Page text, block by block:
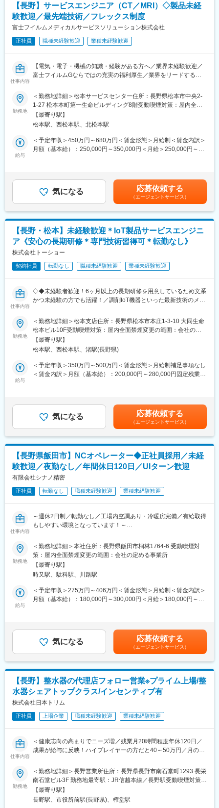
・社内プレゼン大会、運動会などの社内イベントや自己啓発を目
的とした読書習慣化への取り組みを通じて、自発的、多面的に成
長できる機会が数多くあります。
・各個人にipad・携帯電話・ パソコンが貸与され、クラウド型ビ
ジネスアプリケーション(Salesforce)を活用し、個人では無くチー
変更の範囲：会社の定める業務
当社は電解水素水整水器のパイオニアメーカーとして40年以上に
わたり事業を展開しています。予防医療という社会的意義の高い
分野で、人々の健康を支えています。
成果がダイレクトに反映されるインセンティブ制度を導入してお
り、頑張りが正当に評価される環境です。また、年次を問わず挑
戦を後押しする風土や、活気があり和気あいあいとした社風も大
きな魅力です。
■出向先情報：
などを展開する「株式会社トリムライフサポート」に在籍出向い
ただきます。
・出向先事業主の正式名称：株式会社トリムライフサポート
・勤務地：長野県長野市南石堂町1293 長栄南石堂ビル3F
変更の範囲：会社の定める業務
【長野】サービスエンジニア（CT／MRI）◇製品未経
験歓迎／最先端技術／フレックス制度
富士フイルムメディカルサービスソリューション株式会社
正社員 職種未経験歓迎 業種未経験歓迎
仕事内容
【電気・電子・機械の知識・経験がある方へ／業界未経験歓迎／
富士フイルムGならではの充実の福利厚生／業界をリードするメ
■業務内容：
サービスエンジニアとして、医療機器の据付・保守・修理等を行
います。
作業だけではなく、お客様である医療機関の方々と的確なコミュ
ニケーション、迅速・誠実な対応を行うことで、信頼関係を構築
していきます。技術者としての知識・能力のみならず、コミュニ
◇据付（搬入・組立・調整・取扱い説明）
◇保守（保守契約・点検契約）
◇整備（保守に含まない部品等の交換）
■取扱う医療機器
MRI装置、CT装置、X線撮影装置、超音波診断装置、骨密度測定
装置等
■主なお客様
病院、クリニック等の医療機関
■組織構成：
3名（男性2名・女性1名）平均年齢42歳
お客様が満足する製品・サービス・ソリューションを提供するこ
とで、医療業界の課題を解決し人々の健康や豊かな生活に貢献す
ることができます。
千葉県柏市にある研修施設でサービスエンジニアとしての研修実
施の場合があります。また、ビジネス基礎力向上のため富士フイ
変更の範囲：会社の定める業務
勤務地
＜勤務地詳細＞松本サービスセンター住所：長野県松本市中央2-
1-27 松本本町第一生命ビルディング8階受動喫煙対策：屋内全面
禁煙変更の範囲：会社の定める事業所（リモートワーク含む）
【最寄り駅】
松本駅、西松本駅、北松本駅
給与
＜予定年収＞450万円～680万円＜賃金形態＞月給制＜賃金内訳＞
月額（基本給）：250,000円～350,000円＜月給＞250,000円～
り、選考を通じて上下する可能性があります。月給(月額)は固定手
当を含めた表記です。
気になる 応募依頼する
（エージェントサービス）
【長野・松本】未経験歓迎＊IoT製品サービスエンジニ
ア《安心の長期研修＊専門技術習得可＊転勤なし》
株式会社トーショー
契約社員 転勤なし 職種未経験歓迎 業種未経験歓迎
仕事内容
◇◆未経験者歓迎！6ヶ月以上の長期研修を用意しているため文系
かつ未経験の方でも活躍！／調剤IoT機器といった最新技術のメン
い方も歓迎！社会貢献性の高い仕事◆◇
【はじめに】
当ポジションはフィールドエンジニアと言われる、自社製品を購
入されたお客様先へ出向き、機械やシステムのメンテナンスを行
う技術職となります。
メンテナンススキルの市場価値は上昇の一途を辿っており、同社
【業務内容】
同社のフィールドエンジニアとして主力製品である「全自動調剤
分包機」や「リアルタイム薬品管理装置」といった調剤IoT機器の
【業務詳細】
（1）メンテナンス契約を締結していただいているお客様に定期的
に伺って機械の状態を確認調整する業務
（2）メンテナンス契約の有無に関わらず全ての機械トラブルに対
する緊急対応
（3）新しい機械を導入する際の導入設置作業
（4）メンテナンスに関する書類作成（保守契約更新、修理履歴・
機器状態報告書など）
【ポジションの魅力】
全く無い方でも立ち上りが可能となっております。
・業界トップクラスのIoT製品や医療システムに触れる事が可能で
す。また、製品知識だけでなくメンテナンススキルも習得可能な
ため市場価値向上が可能です。
登用となり、業界トップクラスシェアを誇る優良企業の正社員と
して安定就業が可能です。（登用率98%、試験ノルマなし）
最新のIoT技術に注力しており、これまで人の手でアナログに行わ
れていた薬剤管理を、全自動で管理、調整、計測、分包まで対応
可能にしました。当社の製品やシステムが、24時間止めてはなら
ない医療現場の安心安全や、医療従事者の負担軽減に大きく貢献
しています。
◆高いシェアを持つ製品：
調剤というニッチな分野で、業界トップクラスのシェアを誇る製
品が多数あります。寡占市場だからこそ、競合製品を使っている
顧客からいかにシェアを獲得するか試行錯誤する面白さがありま
す。
勤務地
＜勤務地詳細＞松本支店住所：長野県松本市本庄1-3-10 大同生命
松本ビル10F受動喫煙対策：屋内全面禁煙変更の範囲：会社の定
める事業所（リモートワーク含む）
【最寄り駅】
松本駅、西松本駅、渚駅(長野県)
給与
＜予定年収＞350万円～500万円＜賃金形態＞月給制補足事項なし
＜賃金内訳＞月額（基本給）：200,000円～280,000円固定残業手
＞※給与詳細は、年齢・スキルを考慮し決定します。■昇給：年1
回■賞与：年2回年収420万円／30歳 経験5年年収500万円／32歳
経験7年賃金はあくまでも目安の金額であり、選考を通じて上下す
る可能性があります。月給(月額)は固定手当を含めた表記です。
気になる 応募依頼する
（エージェントサービス）
【長野県飯田市】NCオペレーター◆正社員採用／未経
験歓迎／夜勤なし／年間休日120日／UIターン歓迎
有限会社シナノ精密
正社員 転勤なし 職種未経験歓迎 業種未経験歓迎
仕事内容
～週休2日制／転勤なし／工場内空調あり・冷暖房完備／有給取得
もしやすい環境となっています！～
■採用背景：
今後の組織強化に向けた募集になります。
■仕事内容：
NCオペレーターの業務をお任せします。
加工図面からNC旋盤の段取り（どのサイズの具材をどの順序で加
工していくのかなど）を行って頂き、機械操作をして頂きます。
2名・30名2名と幅広い世代の社員が活躍をしています。中途で入
社された社員もいるため、新しく入社される方にも馴染みやすい
◎工場内空調・冷暖房完備！人体に害が少ない薬品を使用するな
ど安全対策への配慮も行っております。
◎希望者には給食センターへお昼ご飯の手配もしています。食堂
にて親しい同僚と話しながら楽しいランチを過ごしています。和
気あいあいとした雰囲気の職場となっています！
◎年間休日120日／残業もほぼないため、ワークライフバランス
が整っています。仕事帰りに友人と遊んだり、家族と過ごした
り、趣味を満喫したりと仕事だけでなくプライベートも充実でき
る環境となっています。
◎転勤なしで長期で腰を据えて働くことができます。
には有給休暇を消化しきる方もいます。
■未経験の方もご安心下さい！
経験豊富なベテラン社員が多数在籍してしているため、分からな
勤務地
＜勤務地詳細＞本社住所：長野県飯田市桐林1764-6 受動喫煙対
策：屋内全面禁煙変更の範囲：会社の定める事業所
【最寄り駅】
時又駅、駄科駅、川路駅
給与
＜予定年収＞275万円～406万円＜賃金形態＞月給制＜賃金内訳＞
月額（基本給）：180,000円～300,000円＜月給＞180,000円～
じて上下する可能性があります。月給(月額)は固定手当を含めた表
記です。気になる 応募依頼する
（エージェントサービス）
【長野】整水器の代理店フォロー営業※プライム上場/整
水器シェアトップクラス/インセンティブ有
株式会社日本トリム
正社員 上場企業 職種未経験歓迎 業種未経験歓迎
仕事内容
＜健康志向の高まりでニーズ増／残業月20時間程度年休120日／
成果が給与に反映！ハイプレイヤーの方だと40～50万円／月のイ
【同社の紹介】
■整水器の販売等を行うリーディングカンパニーです。
■同社の整水器について：浄水した水を電気分解し<電解水素水>
を作ります。飲む事により胃腸症状改善の効果等が認められ管理
医療機器として認証されており、コア技術による高い製品力が特
勤務地
＜勤務地詳細＞長野営業所住所：長野県長野市南石堂町1293 長栄
南石堂ビル3F 勤務地最寄駅：JR信越本線／長野駅受動喫煙対策：
屋内全面禁煙変更の範囲：会社の定める事業所
【最寄り駅】
長野駅、市役所前駅(長野県)、権堂駅